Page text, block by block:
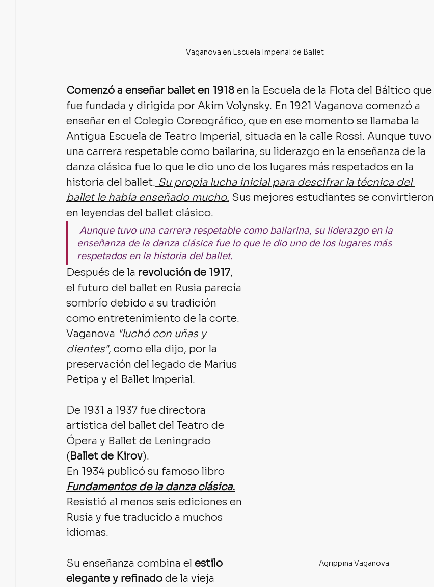
Vaganova en Escuela Imperial de Ballet
Comenzó a enseñar ballet en 1918 en la Escuela de la Flota del Báltico que
fue fundada y dirigida por Akim Volynsky. En 1921 Vaganova comenzó a
enseñar en el Colegio Coreográfico, que en ese momento se llamaba la
Antigua Escuela de Teatro Imperial, situada en la calle Rossi. Aunque tuvo
una carrera respetable como bailarina, su liderazgo en la enseñanza de la
danza clásica fue lo que le dio uno de los lugares más respetados en la
historia del ballet. Su propia lucha inicial para descifrar la técnica del
ballet le había enseñado mucho. Sus mejores estudiantes se convirtieron
en leyendas del ballet clásico.
enseñanza de la danza clásica fue lo que le dio uno de los lugares más
respetados en la historia del ballet.
Agrippina Vaganova
Después de la revolución de 1917,
el futuro del ballet en Rusia parecía
sombrío debido a su tradición
como entretenimiento de la corte.
Vaganova "luchó con uñas y
dientes", como ella dijo, por la
preservación del legado de Marius
Petipa y el Ballet Imperial.
De 1931 a 1937 fue directora
artística del ballet del Teatro de
Ópera y Ballet de Leningrado
(Ballet de Kirov).
En 1934 publicó su famoso libro
Fundamentos de la danza clásica.
Resistió al menos seis ediciones en
Rusia y fue traducido a muchos
idiomas.
Su enseñanza combina el estilo
elegante y refinado de la vieja